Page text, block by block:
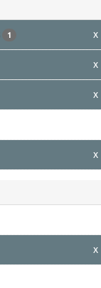
1 x
x
x
x
x